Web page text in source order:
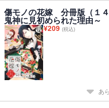
傷モノの花嫁 分冊版（１
鬼神に見初められた理由～
¥209 (税込)
あ